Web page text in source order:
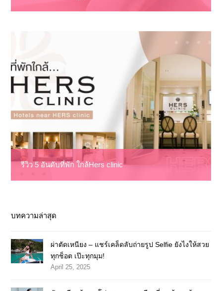
รีวิว 5 อันดับที่พัก ใกล้Hers clinic
บทความล่าสุด
ผ่าตัดเหนียง – แชร์เคล็ดลับถ่ายรูป Selfie ยังไงให้สวย
ทุกช็อต เป๊ะทุกมุม!
April 25, 2025